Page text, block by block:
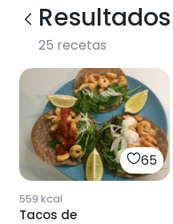
Resultados
25 recetas
65
559 kcal
Tacos de